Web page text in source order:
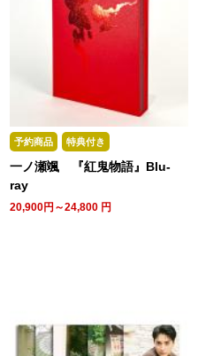
予約商品 特典付き
一ノ瀬颯 『紅鬼物語』Blu-
ray
20,900円～24,800 円